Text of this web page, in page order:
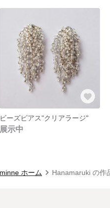
ビーズピアス"クリアラージ"
展示中
minne ホーム Hanamaruki の作